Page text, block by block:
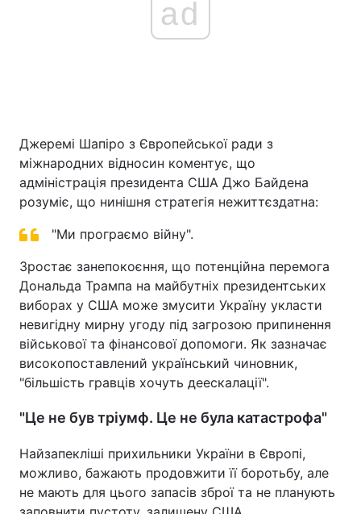
ad
Джеремі Шапіро з Європейської ради з
міжнародних відносин коментує, що
адміністрація президента США Джо Байдена
розуміє, що нинішня стратегія нежиттєздатна:
"Ми програємо війну".
Зростає занепокоєння, що потенційна перемога
Дональда Трампа на майбутніх президентських
виборах у США може змусити Україну укласти
невигідну мирну угоду під загрозою припинення
військової та фінансової допомоги. Як зазначає
високопоставлений український чиновник,
"більшість гравців хочуть деескалації".
"Це не був тріумф. Це не була катастрофа"
Найзапекліші прихильники України в Європі,
можливо, бажають продовжити її боротьбу, але
не мають для цього запасів зброї та не планують